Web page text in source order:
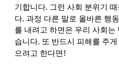
기합니다. 그런 사회 분위기
다. 과정 다른 말로 올바른 행
를 내려고 하면은 우리 사회는
습니다. 또 반드시 피해를 주
으려고 한다면 !